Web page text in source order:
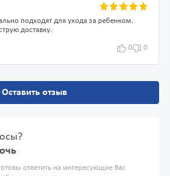
подходят для ухода за ребенком.
доставку.
0 0
Оставить отзыв
ответить на интересующие Вас